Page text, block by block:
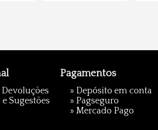
Devoluções
Sugestões
Pagamentos
» Depósito em conta
» Pagseguro
» Mercado Pago